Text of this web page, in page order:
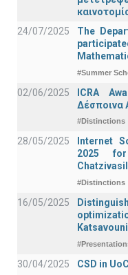
24/07/2025
The
#Summer
02/06/2025
ICRA
Δέσποινα
#Distinctions
28/05/2025
Internet
2025
#Distinctions
16/05/2025
30/04/2025 CSD in